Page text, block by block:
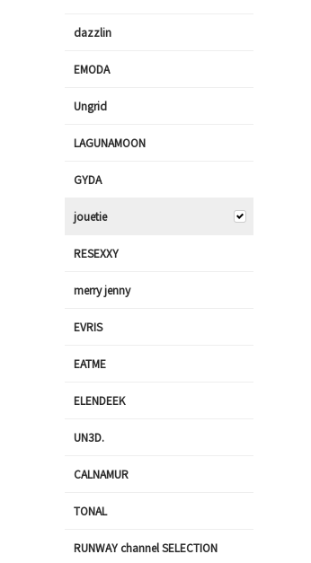
dazzlin
EMODA
Ungrid
LAGUNAMOON
GYDA
jouetie
RESEXXY
merry jenny
EVRIS
EATME
ELENDEEK
UN3D.
CALNAMUR
TONAL
RUNWAY channel SELECTION